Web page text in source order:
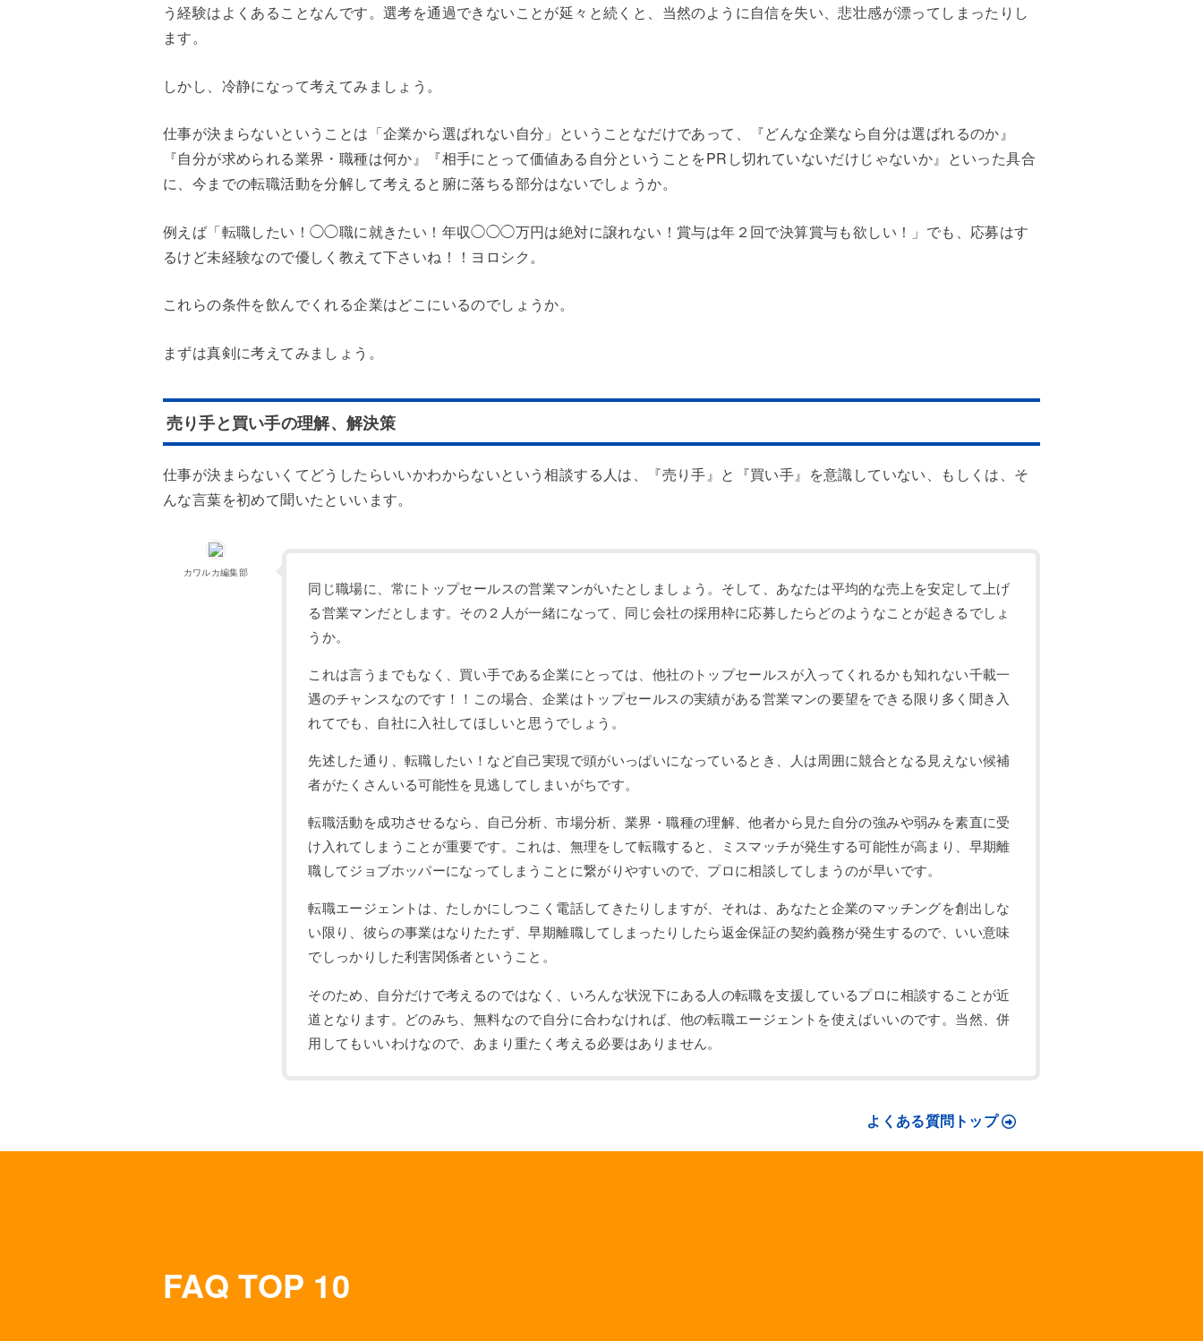
う経験はよくあることなんです。選考を通過できないことが延々と続くと、当然のように自信を失い、悲壮感が漂ってしまったりし
ます。
しかし、冷静になって考えてみましょう。
仕事が決まらないということは「企業から選ばれない自分」ということなだけであって、『どんな企業なら自分は選ばれるのか』
『自分が求められる業界・職種は何か』『相手にとって価値ある自分ということをPRし切れていないだけじゃないか』といった具合
に、今までの転職活動を分解して考えると腑に落ちる部分はないでしょうか。
例えば「転職したい！◯◯職に就きたい！年収◯◯◯万円は絶対に譲れない！賞与は年２回で決算賞与も欲しい！」でも、応募はす
るけど未経験なので優しく教えて下さいね！！ヨロシク。
これらの条件を飲んでくれる企業はどこにいるのでしょうか。
まずは真剣に考えてみましょう。
売り手と買い手の理解、解決策
仕事が決まらないくてどうしたらいいかわからないという相談する人は、『売り手』と『買い手』を意識していない、もしくは、そ
んな言葉を初めて聞いたといいます。
カワルカ編集部
同じ職場に、常にトップセールスの営業マンがいたとしましょう。そして、あなたは平均的な売上を安定して上げ
る営業マンだとします。その２人が一緒になって、同じ会社の採用枠に応募したらどのようなことが起きるでしょ
うか。
これは言うまでもなく、買い手である企業にとっては、他社のトップセールスが入ってくれるかも知れない千載一
遇のチャンスなのです！！この場合、企業はトップセールスの実績がある営業マンの要望をできる限り多く聞き入
れてでも、自社に入社してほしいと思うでしょう。
先述した通り、転職したい！など自己実現で頭がいっぱいになっているとき、人は周囲に競合となる見えない候補
者がたくさんいる可能性を見逃してしまいがちです。
転職活動を成功させるなら、自己分析、市場分析、業界・職種の理解、他者から見た自分の強みや弱みを素直に受
け入れてしまうことが重要です。これは、無理をして転職すると、ミスマッチが発生する可能性が高まり、早期離
職してジョブホッパーになってしまうことに繋がりやすいので、プロに相談してしまうのが早いです。
転職エージェントは、たしかにしつこく電話してきたりしますが、それは、あなたと企業のマッチングを創出しな
い限り、彼らの事業はなりたたず、早期離職してしまったりしたら返金保証の契約義務が発生するので、いい意味
でしっかりした利害関係者ということ。
そのため、自分だけで考えるのではなく、いろんな状況下にある人の転職を支援しているプロに相談することが近
道となります。どのみち、無料なので自分に合わなければ、他の転職エージェントを使えばいいのです。当然、併
用してもいいわけなので、あまり重たく考える必要はありません。
よくある質問トップ
FAQ TOP 10